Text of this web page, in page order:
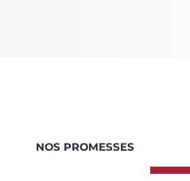
NOS PROMESSES